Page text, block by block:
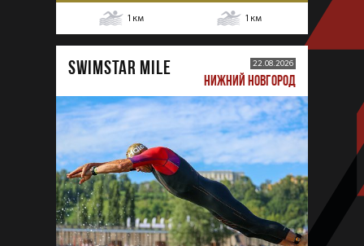
1 км 1 км
SWIMSTAR MILE 22.08.2026
НИЖНИЙ НОВГОРОД